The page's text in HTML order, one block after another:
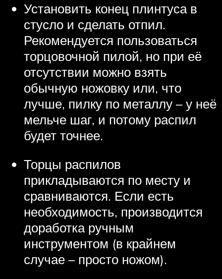
Установить конец плинтуса в
стусло и сделать отпил.
Рекомендуется пользоваться
торцовочной пилой, но при её
отсутствии можно взять
обычную ножовку или, что
лучше, пилку по металлу – у неё
мельче шаг, и потому распил
будет точнее.
Торцы распилов
прикладываются по месту и
сравниваются. Если есть
необходимость, производится
доработка ручным
инструментом (в крайнем
случае – просто ножом).